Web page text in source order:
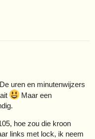
uren en minutenwijzers
Maar een
hoe zou die kroon
links met lock, ik neem